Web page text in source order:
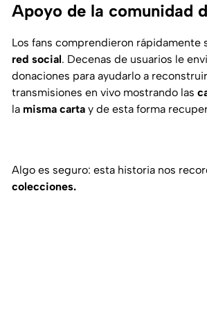
Apoyo de la comunidad
Los fans comprendieron rápidamente
red social. Decenas de usuarios le
donaciones para ayudarlo a
transmisiones en vivo mostrando las
la misma carta y de esta forma
Algo es seguro: esta historia nos
colecciones.